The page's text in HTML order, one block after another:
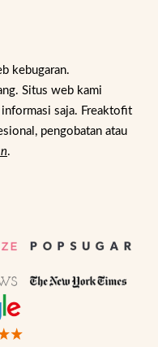
kebugaran.
Situs web kami
saja. Freaktofit
pengobatan atau
.